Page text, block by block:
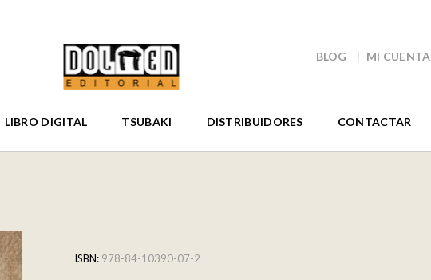
BLOG MI CUENTA
LIBRO DIGITAL TSUBAKI DISTRIBUIDORES CONTACTAR
ISBN: 978-84-10390-07-2